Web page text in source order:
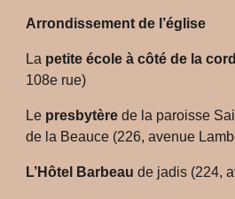
Arrondissement de l’église
La petite école à côté de la
108e rue)
Le presbytèrede la paroisse
de la Beauce (226, avenue
L’Hôtel Barbeau de jadis (224,